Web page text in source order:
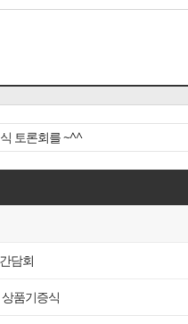
토론회를 ~^^
담회
품기증식